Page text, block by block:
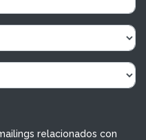
relacionados con